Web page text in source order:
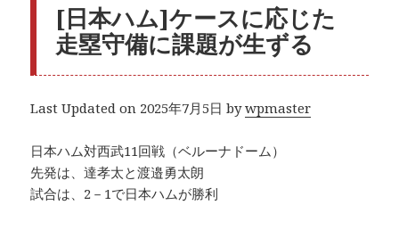
[日本ハム]ケースに応じた
走塁守備に課題が生ずる
Last Updated on 2025年7月5日 bywpmaster
日本ハム対西武11回戦（ベルーナドーム）
先発は、達孝太と渡邉勇太朗
試合は、2－1で日本ハムが勝利